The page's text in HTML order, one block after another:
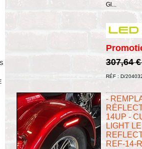
Gl...
307,64
RÉF : D/
-
14UP -
LIGHT
REF-14-R